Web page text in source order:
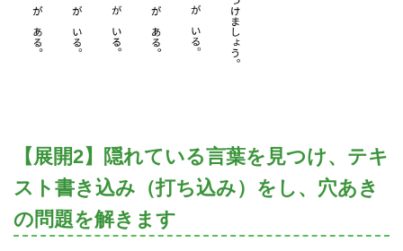
【展開2】隠れている言葉を見つけ、テキ
スト書き込み（打ち込み）をし、穴あき
の問題を解きます